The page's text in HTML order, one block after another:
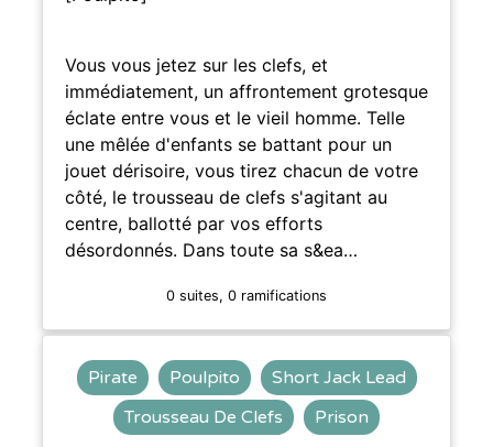
Vous vous jetez sur les clefs, et
immédiatement, un affrontement grotesque
éclate entre vous et le vieil homme. Telle
une mêlée d'enfants se battant pour un
jouet dérisoire, vous tirez chacun de votre
côté, le trousseau de clefs s'agitant au
centre, ballotté par vos efforts
désordonnés. Dans toute sa s&ea…
0 suites, 0 ramifications
Pirate Poulpito
Short Jack Lead
Trousseau De Clefs
Prison